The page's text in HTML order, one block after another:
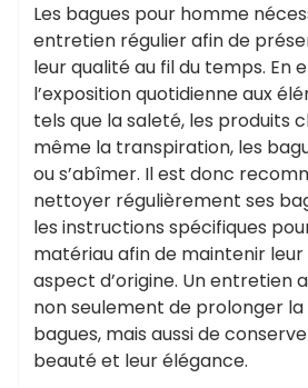
Les bagues pour homme
entretien régulier afin de
leur qualité au fil du temps. En
l’exposition quotidienne aux
tels que la saleté, les produits
même la transpiration, les
ou s’abîmer. Il est donc
nettoyer régulièrement ses
les instructions spécifiques
matériau afin de maintenir
aspect d’origine. Un
non seulement de prolonger la
bagues, mais aussi de
beauté et leur élégance.